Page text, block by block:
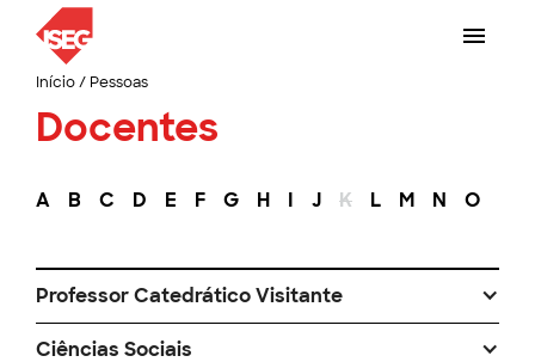
Início/ Pessoas
Docentes
A B C D E F G H I J K L M N O
Professor Catedrático Visitante
Ciências Sociais